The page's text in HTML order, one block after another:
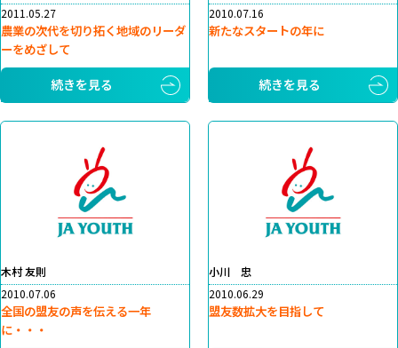
2011.05.27
農業の次代を切り拓く地域のリーダ
ーをめざして
続きを見る
2010.07.16
新たなスタートの年に
続きを見る
木村 友則
2010.07.06
全国の盟友の声を伝える一年
に・・・
小川 忠
2010.06.29
盟友数拡大を目指して